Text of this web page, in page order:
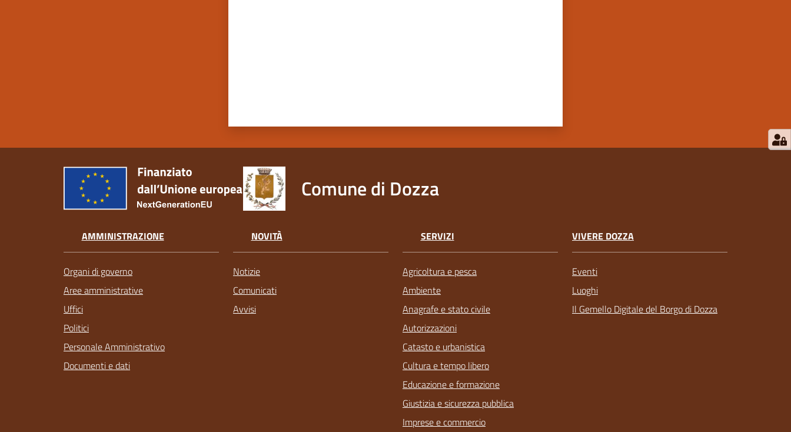
Comune di Dozza
AMMINISTRAZIONE
Organi di governo
Aree amministrative
Uffici
Politici
Personale Amministrativo
Documenti e dati
NOVITÀ
Notizie
Comunicati
Avvisi
SERVIZI
Agricoltura e pesca
Ambiente
Anagrafe e stato civile
Autorizzazioni
Catasto e urbanistica
Cultura e tempo libero
Educazione e formazione
Giustizia e sicurezza pubblica
Imprese e commercio
VIVERE DOZZA
Eventi
Luoghi
Il Gemello Digitale del Borgo di Dozza